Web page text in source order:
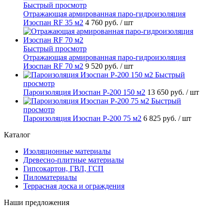
Быстрый просмотр
Отражающая армированная паро-гидроизоляция
Изоспан RF 35 м2 4 760 руб. / шт
Быстрый просмотр
Отражающая армированная паро-гидроизоляция
Изоспан RF 70 м2 9 520 руб. / шт
Быстрый
просмотр
Пароизоляция Изоспан P-200 150 м2 13 650 руб. / шт
Быстрый
просмотр
Пароизоляция Изоспан P-200 75 м2 6 825 руб. / шт
Каталог
Изоляционные материалы
Древесно-плитные материалы
Гипсокартон, ГВЛ, ГСП
Пиломатериалы
Террасная доска и ограждения
Наши предложения